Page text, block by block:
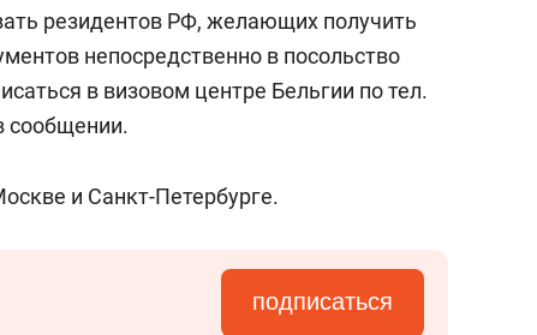
резидентов РФ, желающих получить
непосредственно в посольство
в визовом центре Бельгии по тел.
сообщении.
и Санкт-Петербурге.
подписаться
для меня это